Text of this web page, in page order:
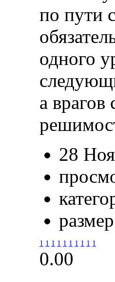
по пути
одного
а
28
1 1 1 1 1 1 1 1 1 1
0.00